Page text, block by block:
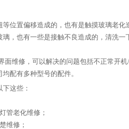
位置偏移造成的，也有是触摸玻璃老
，也有一些是接触不良造成的，清洗一
面维修，可以解决的问题包括不正常开
配有多种型号的配件。
这些：
管老化维修；
维修；